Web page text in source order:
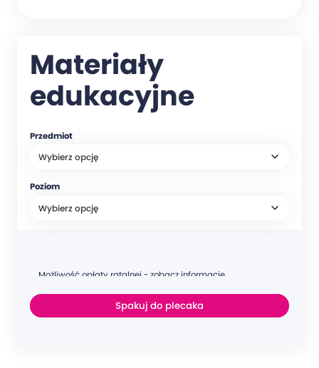
Materiały
edukacyjne
Przedmiot
Poziom
Możliwość opłaty ratalnej - zobacz informacje
Spakuj do plecaka